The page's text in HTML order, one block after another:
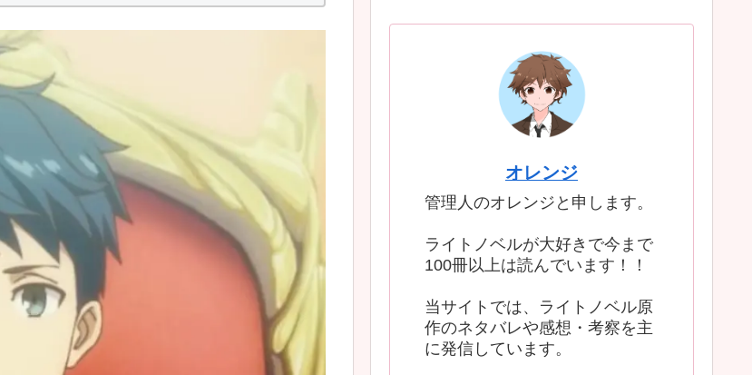
オレンジ
管理人のオレンジと申します。
ライトノベルが大好きで今まで
100冊以上は読んでいます！！
当サイトでは、ライトノベル原
作のネタバレや感想・考察を主
に発信しています。